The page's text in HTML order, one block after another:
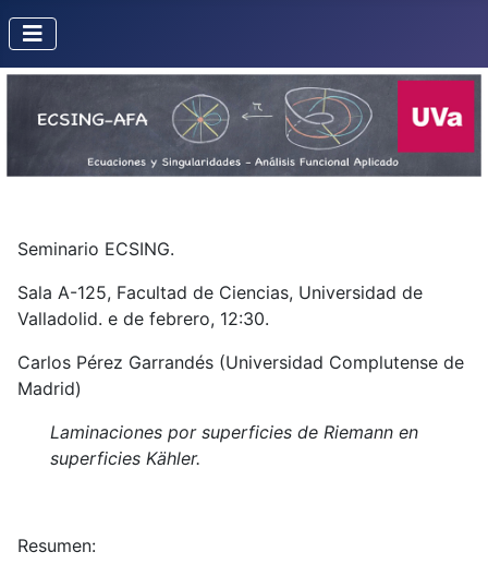
Seminario ECSING.
Sala A-125, Facultad de Ciencias, Universidad de
Valladolid. e de febrero, 12:30.
Carlos Pérez Garrandés (Universidad Complutense de
Madrid)
Laminaciones por superficies de Riemann en
superficies Kähler.
Resumen: